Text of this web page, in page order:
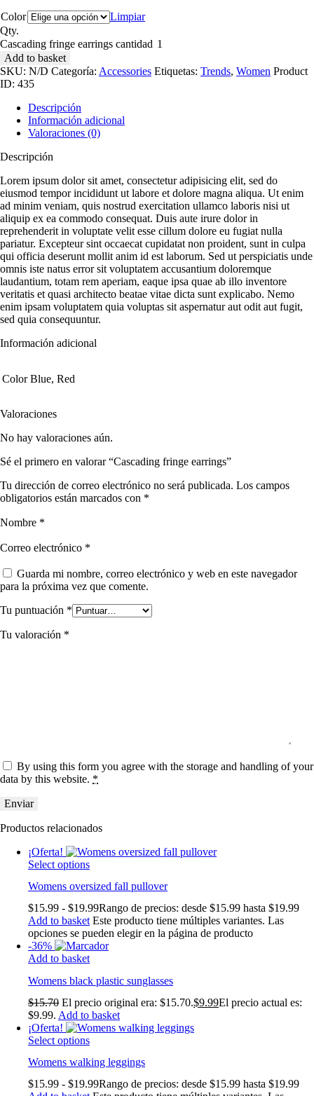
Color
Limpiar
Qty.
Cascading fringe earrings cantidad
Add to basket
SKU: N/D Categoría: Accessories Etiquetas: Trends, Women Product
ID: 435
Descripción
Información adicional
Valoraciones (0)
Descripción
Lorem ipsum dolor sit amet, consectetur adipisicing elit, sed do
eiusmod tempor incididunt ut labore et dolore magna aliqua. Ut enim
ad minim veniam, quis nostrud exercitation ullamco laboris nisi ut
aliquip ex ea commodo consequat. Duis aute irure dolor in
reprehenderit in voluptate velit esse cillum dolore eu fugiat nulla
pariatur. Excepteur sint occaecat cupidatat non proident, sunt in culpa
qui officia deserunt mollit anim id est laborum. Sed ut perspiciatis unde
omnis iste natus error sit voluptatem accusantium doloremque
laudantium, totam rem aperiam, eaque ipsa quae ab illo inventore
veritatis et quasi architecto beatae vitae dicta sunt explicabo. Nemo
enim ipsam voluptatem quia voluptas sit aspernatur aut odit aut fugit,
sed quia consequuntur.
Información adicional
Color Blue, Red
Valoraciones
No hay valoraciones aún.
Sé el primero en valorar “Cascading fringe earrings”
Tu dirección de correo electrónico no será publicada. Los campos
obligatorios están marcados con *
Nombre *
Correo electrónico *
Guarda mi nombre, correo electrónico y web en este navegador
para la próxima vez que comente.
Tu puntuación *
Tu valoración *
By using this form you agree with the storage and handling of your
data by this website. *
Productos relacionados
¡Oferta!
Select options
Womens oversized fall pullover
$15.99 - $19.99Rango de precios: desde $15.99 hasta $19.99
Add to basket Este producto tiene múltiples variantes. Las
opciones se pueden elegir en la página de producto
-36%
Add to basket
Womens black plastic sunglasses
$15.70 El precio original era: $15.70.$9.99El precio actual es:
$9.99. Add to basket
¡Oferta!
Select options
Womens walking leggings
$15.99 - $19.99Rango de precios: desde $15.99 hasta $19.99